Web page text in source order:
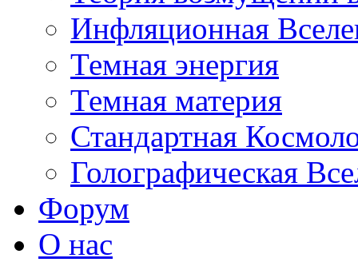
Инфляционная
Темная энергия
Темная материя
Стандартная
Голографическая
Форум
О нас